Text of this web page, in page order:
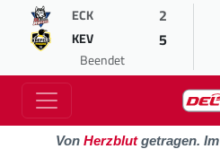
ECK 2
KEV 5
Beendet
Von Herzblutgetragen. Im